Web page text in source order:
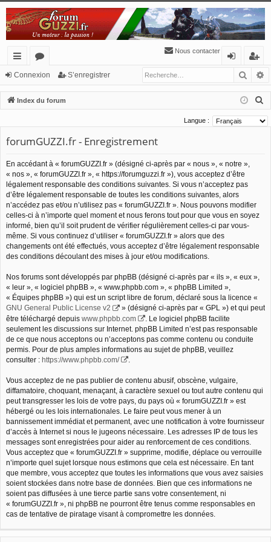
cc
ès
ra
or
u
m
Nous contacter
n
ne
n
’e
nr
eg
Connexion S’enregistrer
Index du forum
c
Langue :
forumGUZZI.fr - Enregistrement
En accédant à « forumGUZZI.fr » (désigné ci-après par « nous », « notre »,
« nos », « forumGUZZI.fr », « https://forumguzzi.fr »), vous acceptez d’être
légalement responsable des conditions suivantes. Si vous n’acceptez pas
d’être légalement responsable de toutes les conditions suivantes, alors
n’accédez pas et/ou n’utilisez pas « forumGUZZI.fr ». Nous pouvons modifier
celles-ci à n’importe quel moment et nous ferons tout pour que vous en soyez
informé, bien qu’il soit prudent de vérifier régulièrement celles-ci par vous-
même. Si vous continuez d’utiliser « forumGUZZI.fr » alors que des
changements ont été effectués, vous acceptez d’être légalement responsable
des conditions découlant des mises à jour et/ou modifications.
Nos forums sont développés par phpBB (désigné ci-après par « ils », « eux »,
« leur », « logiciel phpBB », « www.phpbb.com », « phpBB Limited »,
« Équipes phpBB ») qui est un script libre de forum, déclaré sous la licence «
GNU General Public License v2
» (désigné ci-après par « GPL ») et qui peut
être téléchargé depuis www.phpbb.com
. Le logiciel phpBB facilite
seulement les discussions sur Internet. phpBB Limited n’est pas responsable
de ce que nous acceptons ou n’acceptons pas comme contenu ou conduite
permis. Pour de plus amples informations au sujet de phpBB, veuillez
consulter : https://www.phpbb.com/ .
Vous acceptez de ne pas publier de contenu abusif, obscène, vulgaire,
diffamatoire, choquant, menaçant, à caractère sexuel ou tout autre contenu qui
peut transgresser les lois de votre pays, du pays où « forumGUZZI.fr » est
hébergé ou les lois internationales. Le faire peut vous mener à un
bannissement immédiat et permanent, avec une notification à votre fournisseur
d’accès à Internet si nous le jugeons nécessaire. Les adresses IP de tous les
messages sont enregistrées pour aider au renforcement de ces conditions.
Vous acceptez que « forumGUZZI.fr » supprime, modifie, déplace ou verrouille
n’importe quel sujet lorsque nous estimons que cela est nécessaire. En tant
que membre, vous acceptez que toutes les informations que vous avez saisies
soient stockées dans notre base de données. Bien que ces informations ne
soient pas diffusées à une tierce partie sans votre consentement, ni
« forumGUZZI.fr », ni phpBB ne pourront être tenus comme responsables en
cas de tentative de piratage visant à compromettre les données.